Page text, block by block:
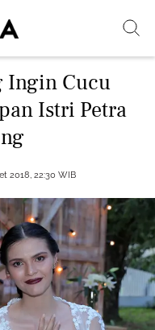
Ingin Cucu
Istri Petra
2018, 22:30 WIB